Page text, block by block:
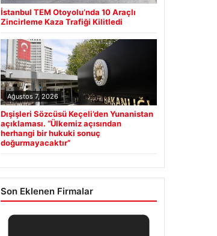
İstanbul TEM Otoyolu’nda 10 Araçlı
Zincirleme Kaza Trafiği Kilitledi
Ağustos 7, 2026
Dışişleri Sözcüsü Keçeli’den Yunanistan
açıklaması. “Ülkemiz açısından
herhangi bir hukuki sonuç
doğurmayacaktır”
Son Eklenen Firmalar